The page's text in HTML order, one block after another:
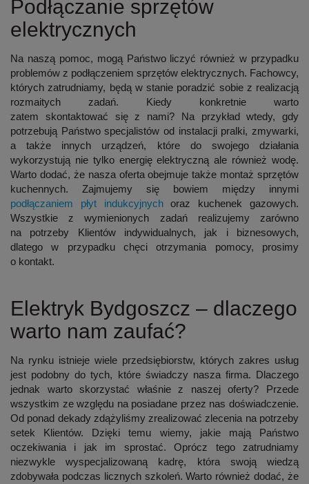
Podłączanie sprzętów
elektrycznych
Na naszą pomoc, mogą Państwo liczyć również w przypadku
problemów z podłączeniem sprzętów elektrycznych. Fachowcy,
których zatrudniamy, będą w stanie poradzić sobie z realizacją
rozmaitych zadań. Kiedy konkretnie warto
zatem skontaktować się z nami? Na przykład wtedy, gdy
potrzebują Państwo specjalistów od instalacji pralki, zmywarki,
a także innych urządzeń, które do swojego działania
wykorzystują nie tylko energię elektryczną ale również wodę.
Warto dodać, że nasza oferta obejmuje także montaż sprzętów
kuchennych. Zajmujemy się bowiem między innymi
podłączaniem płyt indukcyjnychoraz kuchenek gazowych.
Wszystkie z wymienionych zadań realizujemy zarówno
na potrzeby Klientów indywidualnych, jak i biznesowych,
dlatego w przypadku chęci otrzymania pomocy, prosimy
o kontakt.
Elektryk Bydgoszcz – dlaczego
warto nam zaufać?
Na rynku istnieje wiele przedsiębiorstw, których zakres usług
jest podobny do tych, które świadczy nasza firma. Dlaczego
jednak warto skorzystać właśnie z naszej oferty? Przede
wszystkim ze względu na posiadane przez nas doświadczenie.
Od ponad dekady zdążyliśmy zrealizować zlecenia na potrzeby
setek Klientów. Dzięki temu wiemy, jakie mają Państwo
oczekiwania i jak im sprostać. Oprócz tego zatrudniamy
niezwykle wyspecjalizowaną kadrę, która swoją wiedzą
zdobywała podczas licznych szkoleń. Warto również dodać, że